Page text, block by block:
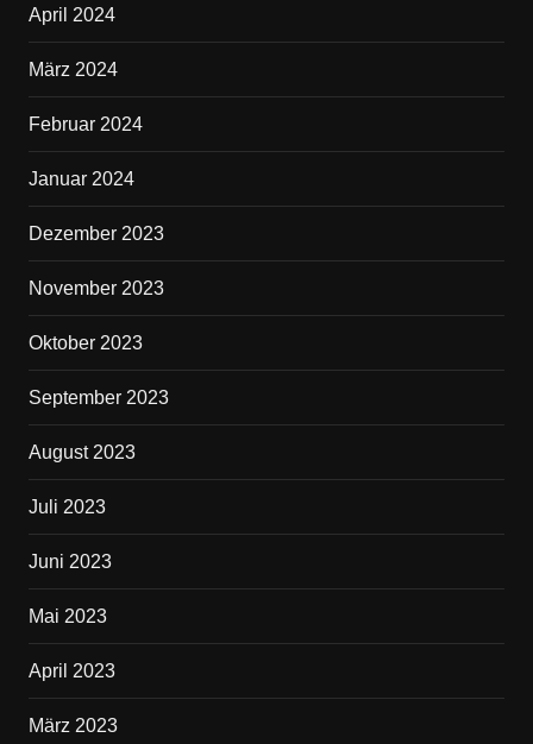
April 2024
März 2024
Februar 2024
Januar 2024
Dezember 2023
November 2023
Oktober 2023
September 2023
August 2023
Juli 2023
Juni 2023
Mai 2023
April 2023
März 2023